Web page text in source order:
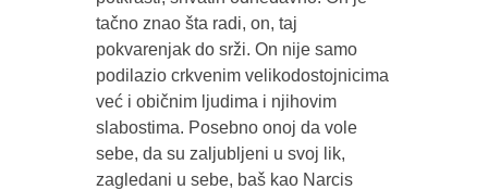
tačno znao šta radi, on, taj
pokvarenjak do srži. On nije samo
podilazio crkvenim velikodostojnicima
već i običnim ljudima i njihovim
slabostima. Posebno onoj da vole
sebe, da su zaljubljeni u svoj lik,
zagledani u sebe, baš kao Narcis